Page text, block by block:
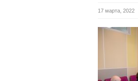
17 марта, 2022